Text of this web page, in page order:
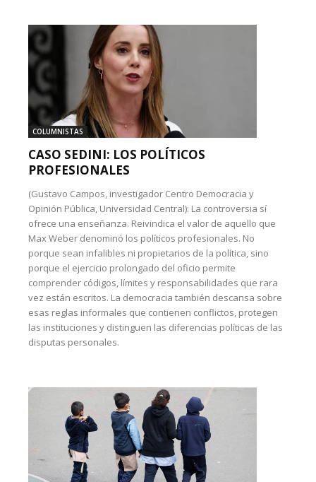
COLUMNISTAS
CASO SEDINI: LOS POLÍTICOS
PROFESIONALES
(Gustavo Campos, investigador Centro Democracia y
Opinión Pública, Universidad Central): La controversia sí
ofrece una enseñanza. Reivindica el valor de aquello que
Max Weber denominó los políticos profesionales. No
porque sean infalibles ni propietarios de la política, sino
porque el ejercicio prolongado del oficio permite
comprender códigos, límites y responsabilidades que rara
vez están escritos. La democracia también descansa sobre
esas reglas informales que contienen conflictos, protegen
las instituciones y distinguen las diferencias políticas de las
disputas personales.